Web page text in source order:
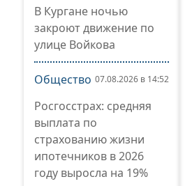
В Кургане ночью
закроют движение по
улице Войкова
Общество 07.08.2026 в 14:52
Росгосстрах: средняя
выплата по
страхованию жизни
ипотечников в 2026
году выросла на 19%